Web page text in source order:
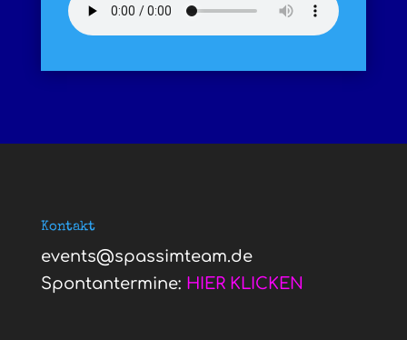
Kontakt
events@spassimteam.de
Spontantermine: HIER KLICKEN